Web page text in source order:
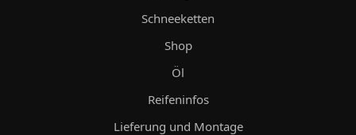
Schneeketten
Shop
Öl
Reifeninfos
Lieferung und Montage